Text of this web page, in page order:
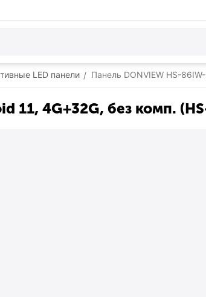
LED панели / Панель DONVIEW HS-
11, 4G+32G, без комп.